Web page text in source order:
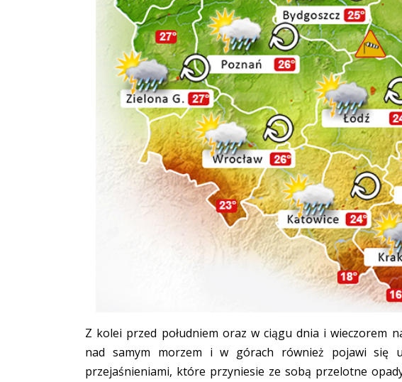
Z kolei przed południem oraz w ciągu dnia i wieczorem
nad samym morzem i w górach również pojawi się
przejaśnieniami, które przyniesie ze sobą przelotne